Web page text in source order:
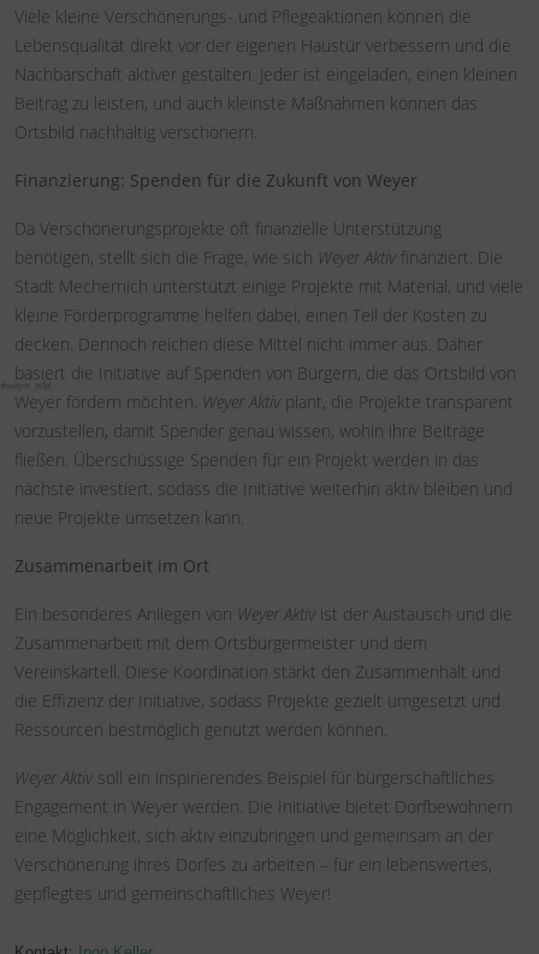
#weyer_eifel
Viele kleine Verschönerungs- und Pflegeaktionen können die
Lebensqualität direkt vor der eigenen Haustür verbessern und die
Nachbarschaft aktiver gestalten. Jeder ist eingeladen, einen kleinen
Beitrag zu leisten, und auch kleinste Maßnahmen können das
Ortsbild nachhaltig verschönern.
Finanzierung: Spenden für die Zukunft von Weyer
Da Verschönerungsprojekte oft finanzielle Unterstützung
benötigen, stellt sich die Frage, wie sich Weyer Aktiv finanziert. Die
Stadt Mechernich unterstützt einige Projekte mit Material, und viele
kleine Förderprogramme helfen dabei, einen Teil der Kosten zu
decken. Dennoch reichen diese Mittel nicht immer aus. Daher
basiert die Initiative auf Spenden von Bürgern, die das Ortsbild von
Weyer fördern möchten. Weyer Aktiv plant, die Projekte transparent
vorzustellen, damit Spender genau wissen, wohin ihre Beiträge
fließen. Überschüssige Spenden für ein Projekt werden in das
nächste investiert, sodass die Initiative weiterhin aktiv bleiben und
neue Projekte umsetzen kann.
Zusammenarbeit im Ort
Ein besonderes Anliegen von Weyer Aktiv ist der Austausch und die
Zusammenarbeit mit dem Ortsbürgermeister und dem
Vereinskartell. Diese Koordination stärkt den Zusammenhalt und
die Effizienz der Initiative, sodass Projekte gezielt umgesetzt und
Ressourcen bestmöglich genutzt werden können.
Weyer Aktiv soll ein inspirierendes Beispiel für bürgerschaftliches
Engagement in Weyer werden. Die Initiative bietet Dorfbewohnern
eine Möglichkeit, sich aktiv einzubringen und gemeinsam an der
Verschönerung ihres Dorfes zu arbeiten – für ein lebenswertes,
gepflegtes und gemeinschaftliches Weyer!